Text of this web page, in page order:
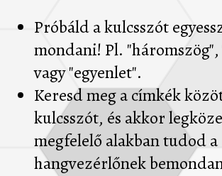
Próbáld a kulcsszót
mondani! Pl.
vagy "egyenlet".
Keresd meg a címkék
kulcsszót, és akkor
megfelelő alakban tudod a
hangvezérlőnek